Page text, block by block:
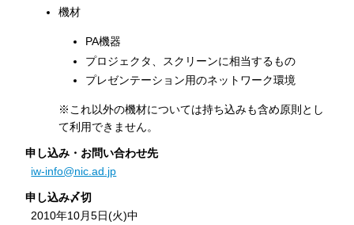
機材
PA機器
プロジェクタ、スクリーンに相当するもの
プレゼンテーション用のネットワーク環境
※これ以外の機材については持ち込みも含め原則とし
て利用できません。
申し込み・お問い合わせ先
iw-info@nic.ad.jp
申し込み〆切
2010年10月5日(火)中